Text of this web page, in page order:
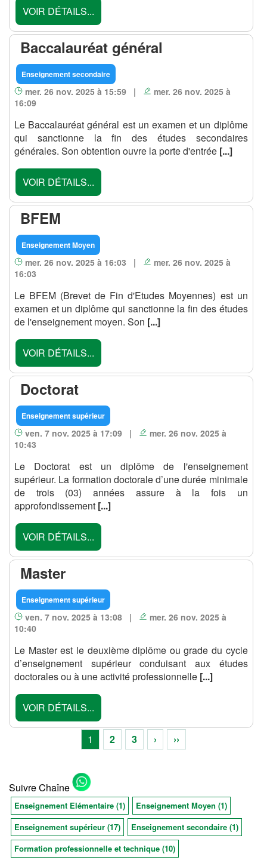
VOIR DÉTAILS...
Baccalauréat général
Enseignement secondaire
mer. 26 nov. 2025 à 15:59 |
mer. 26 nov. 2025 à
16:09
Le Baccalauréat général est un examen et un diplôme
qui sanctionne la fin des études secondaires
générales. Son obtention ouvre la porte d'entrée [...]
VOIR DÉTAILS...
BFEM
Enseignement Moyen
mer. 26 nov. 2025 à 16:03 |
mer. 26 nov. 2025 à
16:03
Le BFEM (Brevet de Fin d'Etudes Moyennes) est un
examen et un diplôme qui sanctionne la fin des études
de l'enseignement moyen. Son [...]
VOIR DÉTAILS...
Doctorat
Enseignement supérieur
ven. 7 nov. 2025 à 17:09 |
mer. 26 nov. 2025 à
10:43
Le Doctorat est un diplôme de l'enseignement
supérieur. La formation doctorale d’une durée minimale
de trois (03) années assure à la fois un
approfondissement [...]
VOIR DÉTAILS...
Master
Enseignement supérieur
ven. 7 nov. 2025 à 13:08 |
mer. 26 nov. 2025 à
10:40
Le Master est le deuxième diplôme ou grade du cycle
d’enseignement supérieur conduisant aux études
doctorales ou à une activité professionnelle [...]
VOIR DÉTAILS...
1 2 3 › ››
Suivre Chaîne
Enseignement Elémentaire (1)
Enseignement Moyen (1)
Enseignement supérieur (17)
Enseignement secondaire (1)
Formation professionnelle et technique (10)